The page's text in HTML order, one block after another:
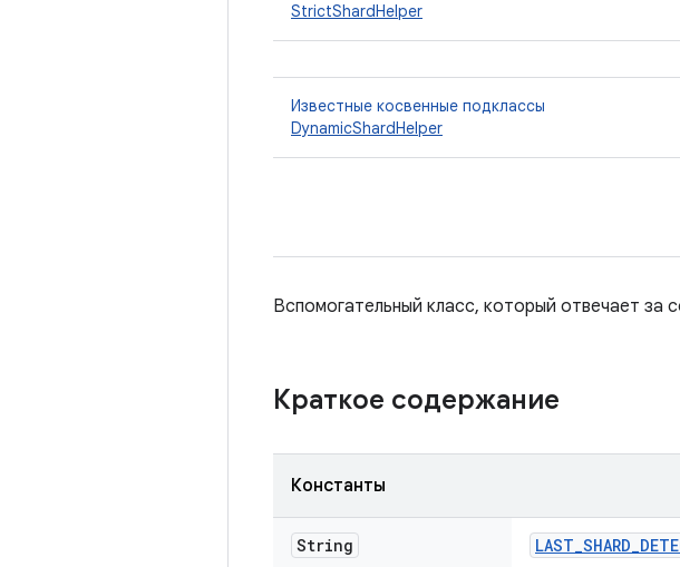
StrictShardHelper
Известные косвенные подклассы
DynamicShardHelper
Вспомогательный класс, который отвечает за
Краткое содержание
Константы
String LAST_SHARD_